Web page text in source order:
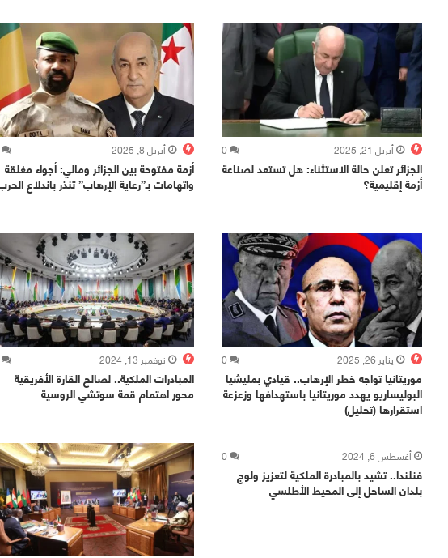
أبريل 21, 2025 0
الجزائر تعلن حالة الاستثناء: هل تستعد لصناعة
أزمة إقليمية؟
أبريل 8, 2025
أزمة مفتوحة بين الجزائر ومالي: أجواء مغلقة
واتهامات بـ”رعاية الإرهاب” تنذر باندلاع
يناير 26, 2025 0
موريتانيا تواجه خطر الإرهاب.. قيادي بمليشيا
البوليساريو يهدد موريتانيا باستهدافها وزعزعة
استقرارها (تحليل)
نوفمبر 13, 2024
المبادرات الملكية.. لصالح القارة الأفريقية
محور اهتمام قمة سوتشي الروسية
أغسطس 6, 2024 0
فنلندا.. تشيد بالمبادرة الملكية لتعزيز ولوج
بلدان الساحل إلى المحيط الأطلسي